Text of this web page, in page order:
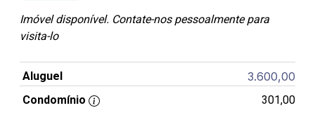
Imóvel disponível. Contate-nos pessoalmente para
visita-lo
Aluguel 3.600,00
Condomínio 301,00